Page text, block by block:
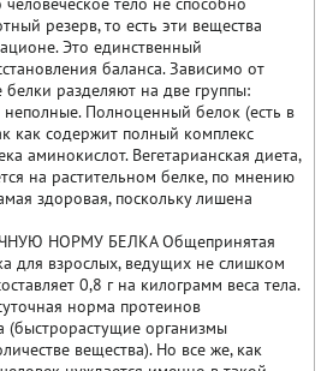
резерв, то есть эти вещества
Это единственный
баланса. Зависимо от
белки разделяют на две группы:
Полноценный белок (есть в
как содержит полный комплекс
аминокислот. Вегетарианская диета,
на растительном белке, по мнению
здоровая, поскольку лишена
НОРМУ БЕЛКА Общепринятая
для взрослых, ведущих не слишком
0,8 г на килограмм веса тела.
норма протеинов
(быстрорастущие организмы
вещества). Но все же, как